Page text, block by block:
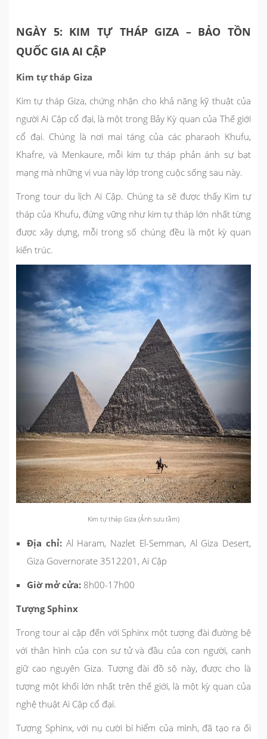
NGÀY 5: KIM TỰ THÁP GIZA – BẢO TỒN
QUỐC GIA AI CẬP
Kim tự tháp Giza
Kim tự tháp Giza, chứng nhận cho khả năng kỹ thuật của
người Ai Cập cổ đại, là một trong Bảy Kỳ quan của Thế giới
cổ đại. Chúng là nơi mai táng của các pharaoh Khufu,
Khafre, và Menkaure, mỗi kim tự tháp phản ánh sự bạt
mạng mà những vị vua này lớp trong cuộc sống sau này.
Trong tour du lịch Ai Cập. Chúng ta sẽ được thấy Kim tự
tháp của Khufu, đứng vững như kim tự tháp lớn nhất từng
được xây dựng, mỗi trong số chúng đều là một kỳ quan
kiến trúc.
Kim tự tháp Giza (Ảnh sưu tầm)
Địa chỉ: Al Haram, Nazlet El-Semman, Al Giza Desert,
Giza Governorate 3512201, Ai Cập
Giờ mở cửa: 8h00-17h00
Tượng Sphinx
Trong tour ai cập đến với Sphinx một tượng đài đường bệ
với thân hình của con sư tử và đầu của con người, canh
giữ cao nguyên Giza. Tượng đài đồ sộ này, được cho là
tượng một khối lớn nhất trên thế giới, là một kỳ quan của
nghệ thuật Ai Cập cổ đại.
Tượng Sphinx, với nụ cười bí hiểm của mình, đã tạo ra ối